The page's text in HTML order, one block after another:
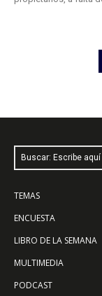
Buscar: Escribe
TEMAS
ENCUESTA
LIBRO DE LA SEMANA
MULTIMEDIA
PODCAST